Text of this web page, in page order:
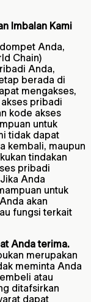
Imbalan Kami
Anda,
Chain)
Anda,
berada di
mengakses,
pribadi
kode akses
untuk
tidak dapat
kembali, maupun
tindakan
pribadi
Anda
untuk
akan
fungsi terkait
Anda terima.
merupakan
meminta Anda
atau
ditafsirkan
dapat